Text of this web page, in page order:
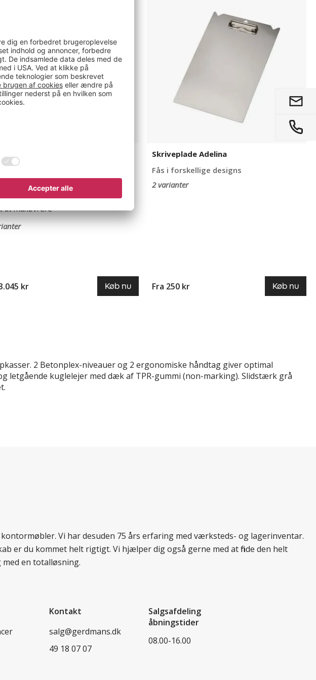
at manøvrere
at manøvrere
kr Køb nu
Skriveplade Adelina
Fås i forskellige designs
2 varianter
Fra 250 kr Køb nu
2 Betonplex-niveauer og 2 ergonomiske håndtag giver optimal
letgående kuglelejer med dæk af TPR-gummi (non-marking). Slidstærk grå
Vi har desuden 75 års erfaring med værksteds- og lagerinventar.
du kommet helt rigtigt. Vi hjælper dig også gerne med at finde den helt
en totalløsning.
Kontakt
salg@gerdmans.dk
49 18 07 07
Salgsafdeling
åbningstider
08.00-16.00